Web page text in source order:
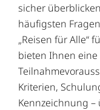
sicher
häufigsten
„Reisen für Alle“
bieten Ihnen
Kriterien,
Kennzeichnung